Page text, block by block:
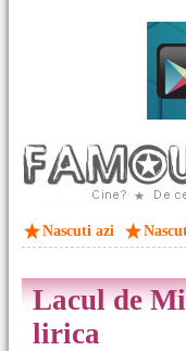
Nascuti azi
Lacul de
lirica